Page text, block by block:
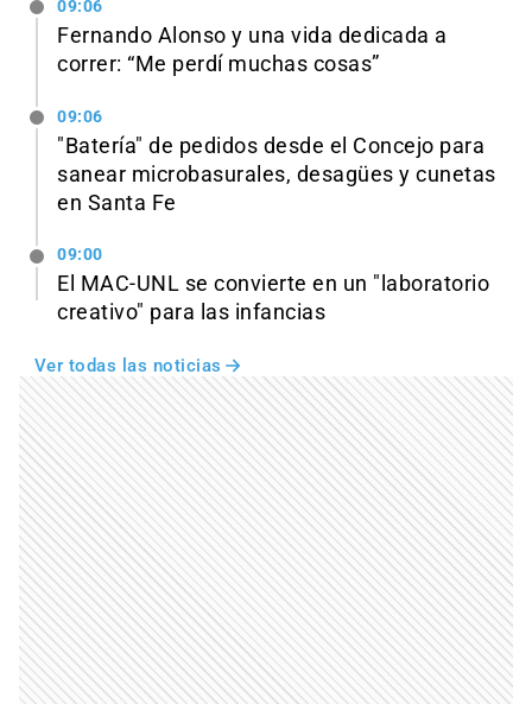
09:06
Fernando Alonso y una vida dedicada a
correr: “Me perdí muchas cosas”
09:06
"Batería" de pedidos desde el Concejo para
sanear microbasurales, desagües y cunetas
en Santa Fe
09:00
El MAC-UNL se convierte en un "laboratorio
creativo" para las infancias
Ver todas las noticias